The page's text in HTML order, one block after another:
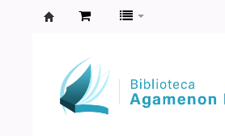
Agamenon
Magalhães